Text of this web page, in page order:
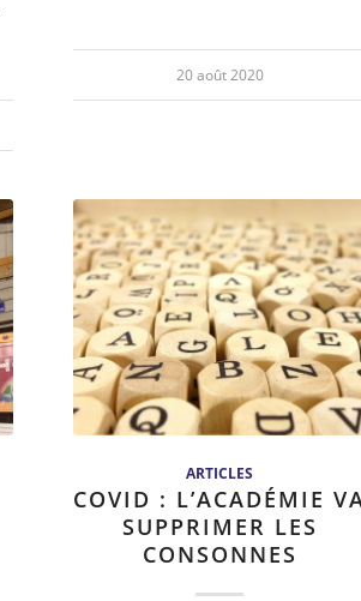
20 août 2020
ARTICLES
COVID : L’ACADÉMIE
SUPPRIMER LES
CONSONNES